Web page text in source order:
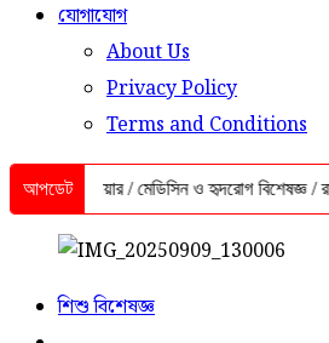
যোগাযোগ
About Us
Privacy Policy
Terms and Conditions
আপডেট
আনোয়ার / মেডিসিন ও হৃদরোগ বিশেষজ্ঞ / রাজশাহী
শিশু বিশেষজ্ঞ